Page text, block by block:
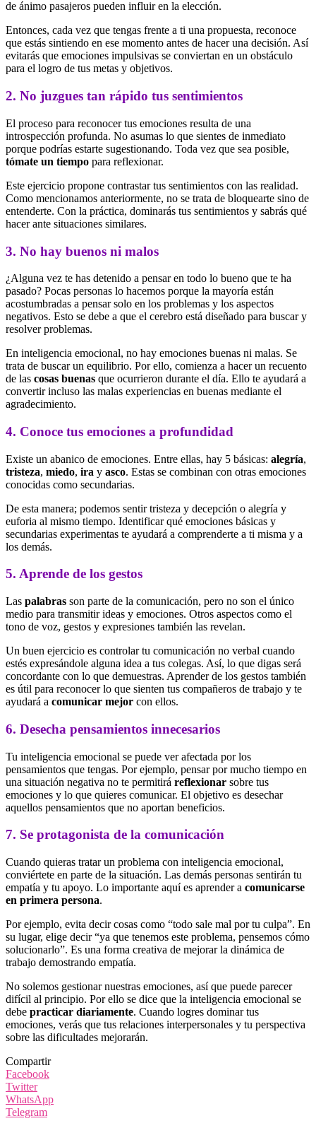
de ánimo pasajeros pueden influir en la elección.
Entonces, cada vez que tengas frente a ti una propuesta, reconoce
que estás sintiendo en ese momento antes de hacer una decisión. Así
evitarás que emociones impulsivas se conviertan en un obstáculo
para el logro de tus metas y objetivos.
2. No juzgues tan rápido tus sentimientos
El proceso para reconocer tus emociones resulta de una
introspección profunda. No asumas lo que sientes de inmediato
porque podrías estarte sugestionando. Toda vez que sea posible,
tómate un tiempo para reflexionar.
Este ejercicio propone contrastar tus sentimientos con las realidad.
Como mencionamos anteriormente, no se trata de bloquearte sino de
entenderte. Con la práctica, dominarás tus sentimientos y sabrás qué
hacer ante situaciones similares.
3. No hay buenos ni malos
¿Alguna vez te has detenido a pensar en todo lo bueno que te ha
pasado? Pocas personas lo hacemos porque la mayoría están
acostumbradas a pensar solo en los problemas y los aspectos
negativos. Esto se debe a que el cerebro está diseñado para buscar y
resolver problemas.
En inteligencia emocional, no hay emociones buenas ni malas. Se
trata de buscar un equilibrio. Por ello, comienza a hacer un recuento
de las cosas buenas que ocurrieron durante el día. Ello te ayudará a
convertir incluso las malas experiencias en buenas mediante el
agradecimiento.
4. Conoce tus emociones a profundidad
Existe un abanico de emociones. Entre ellas, hay 5 básicas: alegría,
tristeza, miedo, ira y asco. Estas se combinan con otras emociones
conocidas como secundarias.
De esta manera; podemos sentir tristeza y decepción o alegría y
euforia al mismo tiempo. Identificar qué emociones básicas y
secundarias experimentas te ayudará a comprenderte a ti misma y a
los demás.
5. Aprende de los gestos
Las palabras son parte de la comunicación, pero no son el único
medio para transmitir ideas y emociones. Otros aspectos como el
tono de voz, gestos y expresiones también las revelan.
Un buen ejercicio es controlar tu comunicación no verbal cuando
estés expresándole alguna idea a tus colegas. Así, lo que digas será
concordante con lo que demuestras. Aprender de los gestos también
es útil para reconocer lo que sienten tus compañeros de trabajo y te
ayudará a comunicar mejor con ellos.
6. Desecha pensamientos innecesarios
Tu inteligencia emocional se puede ver afectada por los
pensamientos que tengas. Por ejemplo, pensar por mucho tiempo en
una situación negativa no te permitirá reflexionar sobre tus
emociones y lo que quieres comunicar. El objetivo es desechar
aquellos pensamientos que no aportan beneficios.
7. Se protagonista de la comunicación
Cuando quieras tratar un problema con inteligencia emocional,
conviértete en parte de la situación. Las demás personas sentirán tu
empatía y tu apoyo. Lo importante aquí es aprender a comunicarse
en primera persona.
Por ejemplo, evita decir cosas como “todo sale mal por tu culpa”. En
su lugar, elige decir “ya que tenemos este problema, pensemos cómo
solucionarlo”. Es una forma creativa de mejorar la dinámica de
trabajo demostrando empatía.
No solemos gestionar nuestras emociones, así que puede parecer
difícil al principio. Por ello se dice que la inteligencia emocional se
debe practicar diariamente. Cuando logres dominar tus
emociones, verás que tus relaciones interpersonales y tu perspectiva
sobre las dificultades mejorarán.
Compartir
Facebook
Twitter
WhatsApp
Telegram